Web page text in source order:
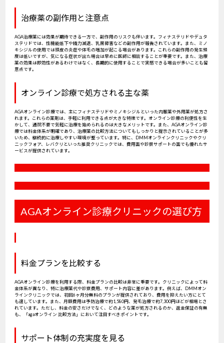
治療薬の副作用と注意点
AGA治療薬には効果が期待できる一方で、副作用のリスクも伴います。フィナステリドやデュタ
ステリドでは、性機能低下や精力減退、乳房障害などの副作用が報告されています。また、ミノ
キシジルの使用では頭皮の炎症や体毛の増加が起こる場合があります。これらの副作用の発生頻
度は低いですが、気になる症状が出た場合は早めに医師に相談することが重要です。また、治療
薬の効果は即効性があるわけではなく、長期的に使用することで実感できる場合が多いことも留
意点です。
オンライン診療で処方される主な薬
AGAオンライン診療では、主にフィナステリドやミノキシジルといった内服薬や外用薬が処方さ
れます。これらの薬剤は、手軽に利用できる点が大きな特徴です。オンライン診療の利便性を生
かして、通院不要で気軽に治療を始められるのは大きなメリットです。また、AGAオンライン診
療では料金体系が明確であり、治療薬の比較方法についてもしっかりと提示されていることが多
いため、継続的に治療しやすい環境が整っています。特に、DMMオンラインクリニックやクリ
ニックフォア、レバクリといった推奨クリニックでは、費用面や診察サポートの面でも優れたサ
ービスが提供されています。
AGAオンライン診療クリニックの選び方
料金プランを比較する
AGAオンライン診療を利用する際、料金プランの比較は非常に重要です。クリニックによって料
金体系が異なり、特に治療薬代や診察費用、サポート内容に差があります。例えば、DMMオン
ラインクリニックでは、初回6ヶ月分無料のプランが提供されており、費用を抑えたい方にとて
も適しています。また、月額費用は予防治療で約1,580円、発毛治療で約7,300円ほどが相場とさ
れています。ただし、料金の安さだけでなく、どのような薬が処方されるのか、返金保証の有無
も、「agaオンライン 比較方法」において注目すべきポイントです。
サポート体制の充実度を見る